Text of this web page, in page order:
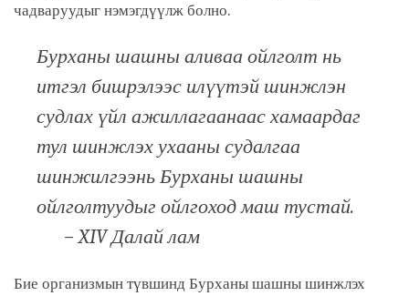
чадваруудыг нэмэгдүүлж болно.
Бурханы шашны аливаа ойлголт нь
итгэл бишрэлээс илүүтэй шинжлэн
судлах үйл ажиллагаанаас хамаардаг
тул шинжлэх ухааны судалгаа
шинжилгээнь Бурханы шашны
ойлголтуудыг ойлгоход маш тустай.
–XIVДалай лам
Бие организмын түвшинд Бурханы шашны шинжлэх